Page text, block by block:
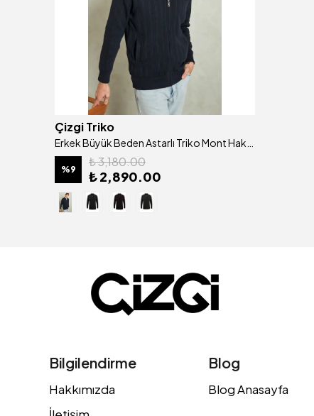
Çizgi Triko
%9
₺ 3,180.00
₺ 2,890.00
Bilgilendirme
Hakkımızda
Blog
Blog Anasayfa